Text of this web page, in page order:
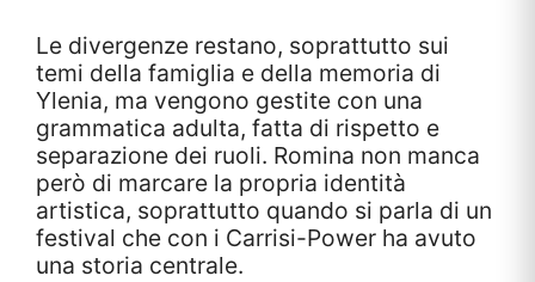
Le divergenze restano, soprattutto sui
temi della famiglia e della memoria di
Ylenia, ma vengono gestite con una
grammatica adulta, fatta di rispetto e
separazione dei ruoli. Romina non manca
però di marcare la propria identità
artistica, soprattutto quando si parla di un
festival che con i Carrisi-Power ha avuto
una storia centrale.